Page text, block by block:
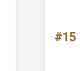
#15